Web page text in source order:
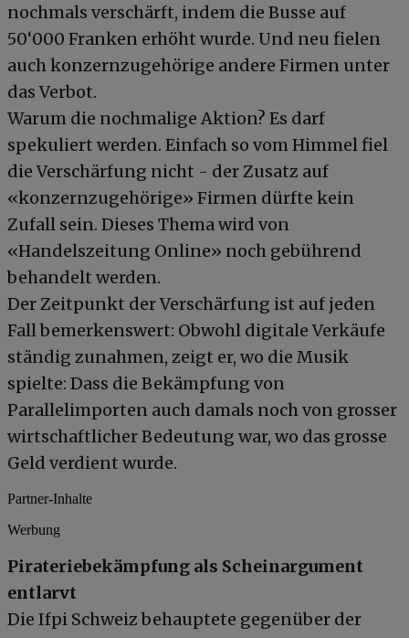
nochmals verschärft, indem die Busse auf
50‘000 Franken erhöht wurde. Und neu fielen
auch konzernzugehörige andere Firmen unter
das Verbot.
Warum die nochmalige Aktion? Es darf
spekuliert werden. Einfach so vom Himmel fiel
die Verschärfung nicht - der Zusatz auf
«konzernzugehörige» Firmen dürfte kein
Zufall sein. Dieses Thema wird von
«Handelszeitung Online» noch gebührend
behandelt werden.
Der Zeitpunkt der Verschärfung ist auf jeden
Fall bemerkenswert: Obwohl digitale Verkäufe
ständig zunahmen, zeigt er, wo die Musik
spielte: Dass die Bekämpfung von
Parallelimporten auch damals noch von grosser
wirtschaftlicher Bedeutung war, wo das grosse
Geld verdient wurde.
Partner-Inhalte
Werbung
Pirateriebekämpfung als Scheinargument
entlarvt
Die Ifpi Schweiz behauptete gegenüber der